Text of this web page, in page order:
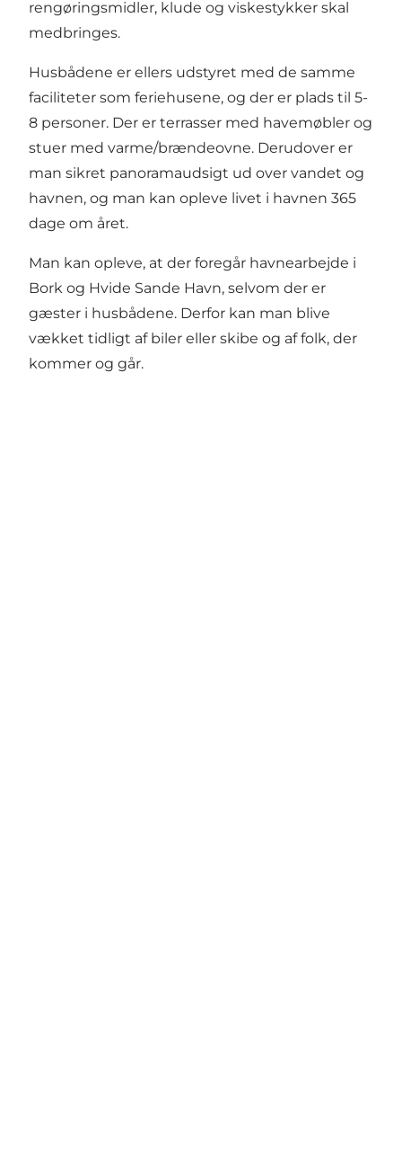
rengøringsmidler, klude og viskestykker skal
medbringes.
Husbådene er ellers udstyret med de samme
faciliteter som feriehusene, og der er plads til 5-
8 personer. Der er terrasser med havemøbler og
stuer med varme/brændeovne. Derudover er
man sikret panoramaudsigt ud over vandet og
havnen, og man kan opleve livet i havnen 365
dage om året.
Man kan opleve, at der foregår havnearbejde i
Bork og Hvide Sande Havn, selvom der er
gæster i husbådene. Derfor kan man blive
vækket tidligt af biler eller skibe og af folk, der
kommer og går.